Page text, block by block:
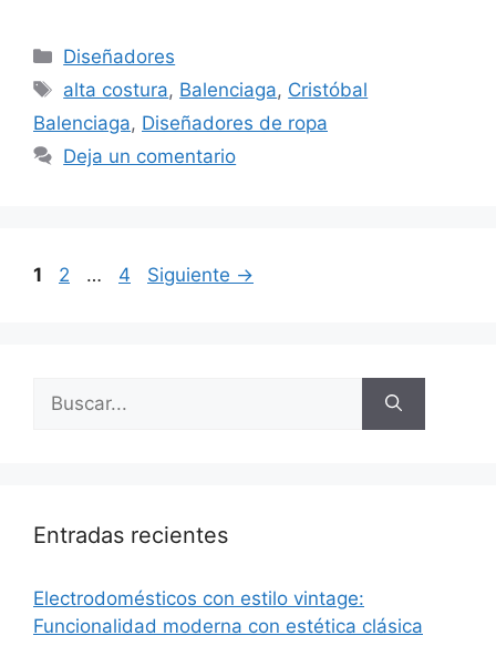
Categorías
Diseñadores
Etiquetas
alta costura, Balenciaga, Cristóbal
Balenciaga, Diseñadores de ropa
Deja un comentario
Página
1 Página
2 … Página
4 Siguiente →
Entradas recientes
Electrodomésticos con estilo vintage:
Funcionalidad moderna con estética clásica